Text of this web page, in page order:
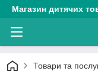
Магазин дитячих
Товари та